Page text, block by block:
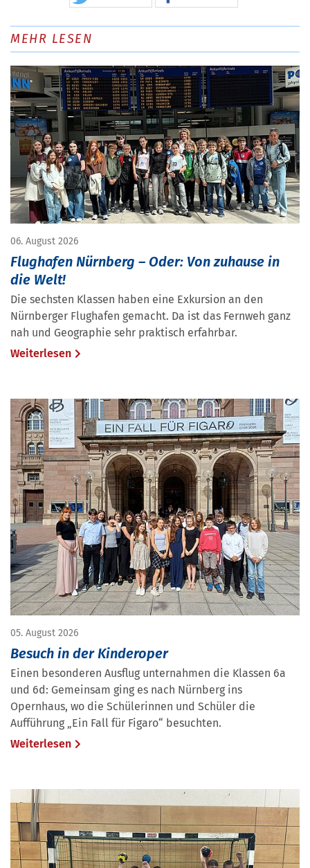
MEHR LESEN
06. August 2026
Flughafen Nürnberg – Oder: Von zuhause in
die Welt!
Die sechsten Klassen haben eine Exkursion an den
Nürnberger Flughafen gemacht. Da ist das Fernweh ganz
nah und Geographie sehr praktisch erfahrbar.
Weiterlesen
05. August 2026
Besuch in der Kinderoper
Einen besonderen Ausflug unternahmen die Klassen 6a
und 6d: Gemeinsam ging es nach Nürnberg ins
Opernhaus, wo die Schülerinnen und Schüler die
Aufführung „Ein Fall für Figaro“ besuchten.
Weiterlesen